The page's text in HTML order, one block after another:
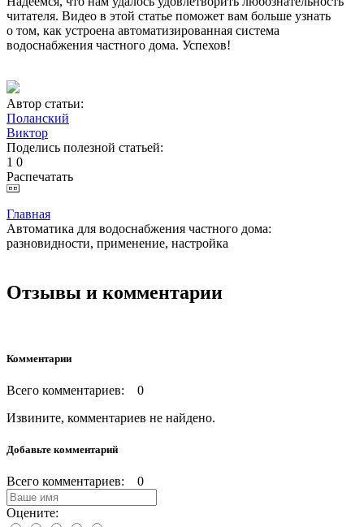
читателя. Видео в этой статье поможет вам больше узнать
о том, как устроена автоматизированная система
водоснабжения частного дома. Успехов!
Автор статьи:
Поланский
Виктор
Поделись полезной статьей:
1 0
Распечатать
Главная
Автоматика для водоснабжения частного дома:
разновидности, применение, настройка
Отзывы и комментарии
Комментарии
Всего комментариев: 0
Извините, комментариев не найдено.
Добавьте комментарий
Всего комментариев: 0
Оцените: